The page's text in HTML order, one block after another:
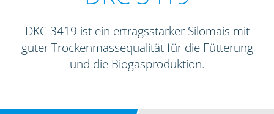
DKC 3419 ist ein ertragsstarker Silomais mit
guter Trockenmassequalität für die Fütterung
und die Biogasproduktion.